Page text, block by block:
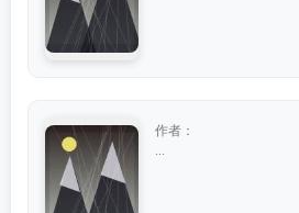
作者：